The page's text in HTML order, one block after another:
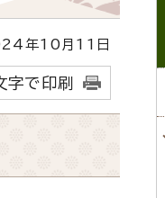
年10月11日
字で印刷